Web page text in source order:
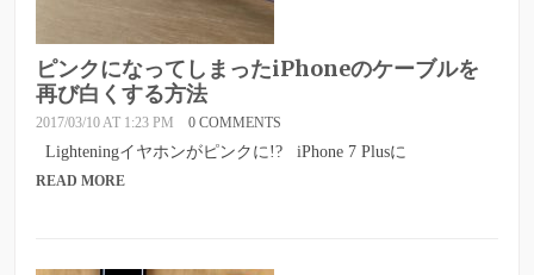
ピンクになってしまったiPhoneのケーブルを
再び白くする方法
2017/03/10 AT 1:23 PM 0 COMMENTS
Lighteningイヤホンがピンクに!? iPhone 7 Plusに
READ MORE